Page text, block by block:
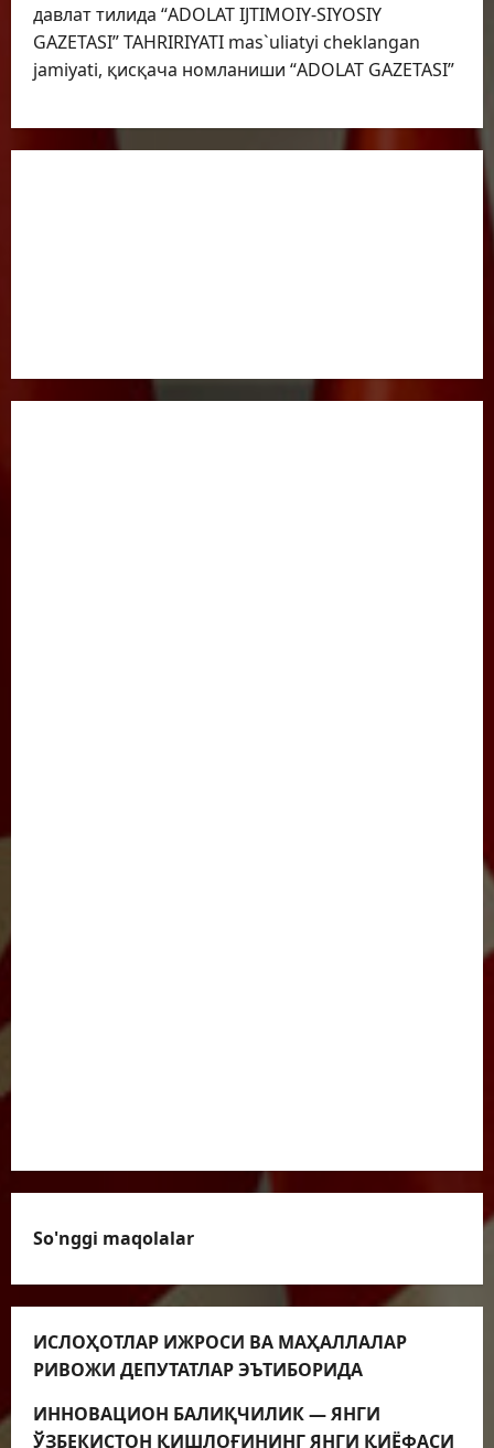
давлат тилида “ADOLAT IJTIMOIY-SIYOSIY
GAZETASI” TAHRIRIYATI mas`uliatyi cheklangan
jamiyati, қисқача номланиши “ADOLAT GAZETASI”
So'nggi maqolalar
ИСЛОҲОТЛАР ИЖРОСИ ВА МАҲАЛЛАЛАР
РИВОЖИ ДЕПУТАТЛАР ЭЪТИБОРИДА
ИННОВАЦИОН БАЛИҚЧИЛИК — ЯНГИ
ЎЗБЕКИСТОН ҚИШЛОҒИНИНГ ЯНГИ ҚИЁФАСИ